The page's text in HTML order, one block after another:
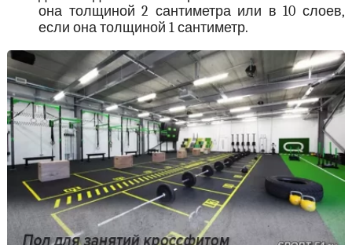
она толщиной 2 сантиметра или в 10 слоев,
если она толщиной 1 сантиметр.